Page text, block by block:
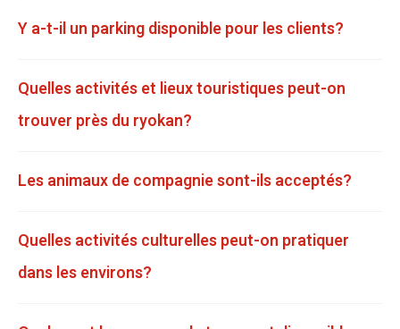
Y a-t-il un parking disponible pour les clients?
Quelles activités et lieux touristiques peut-on
trouver près du ryokan?
Les animaux de compagnie sont-ils acceptés?
Quelles activités culturelles peut-on pratiquer
dans les environs?